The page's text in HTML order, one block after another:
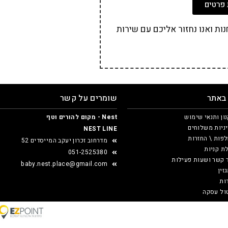
ואנו נחזור אליכם עם שירות
באתר
ותנאי שימוש
משלוחים
\ החזרות
קניות
קשר ושעות פעילות
עסקה
שומרים על קשר
Nest - מקום להורים וטף
NEST LINE
מדרחוב זכרון יעקב המייסדים 52
051-2525380
baby.nest.place@gmail.com